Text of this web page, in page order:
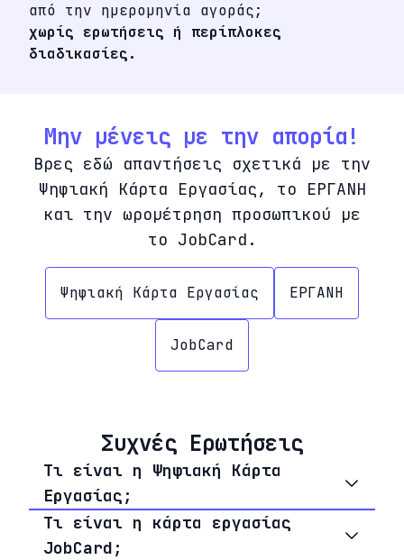
από την ημερομηνία αγοράς;
χωρίς ερωτήσεις ή περίπλοκες
διαδικασίες.
Μην μένεις με την απορία!
Βρες εδώ απαντήσεις σχετικά με την
Ψηφιακή Κάρτα Εργασίας, το ΕΡΓΑΝΗ
και την ωρομέτρηση προσωπικού με
το JobCard.
Ψηφιακή Κάρτα Εργασίας ΕΡΓΑΝΗ
JobCard
Συχνές Ερωτήσεις
Τι είναι η Ψηφιακή Κάρτα
Εργασίας;
Τι είναι η κάρτα εργασίας
JobCard;